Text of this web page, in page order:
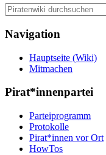
Navigation
Hauptseite (Wiki)
Mitmachen
Pirat*innenpartei
Parteiprogramm
Protokolle
Pirat*innen vor Ort
HowTos